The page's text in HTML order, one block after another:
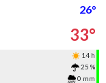
26°
33°
14 h
25 %
0 mm